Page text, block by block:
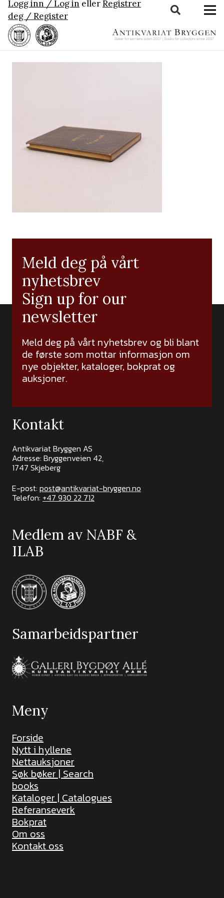
Logg inn / Log in ellerRegistrer
deg / Register
Meld deg på vårt
nyhetsbrev
Sign up for our
newsletter
Meld deg på vårt nyhetsbrev og bli blant
de første som mottar informasjon om
nye objekter, kataloger, bokprat og
auksjoner.
Kontakt
Antikvariat Bryggen AS
Adresse: Bryggenveien 42,
1747 Skjeberg
E-post: post@antikvariat-bryggen.no
Telefon: +47 930 22 712
Medlem av NABF &
ILAB
Samarbeidspartner
Meny
Forside
Nytt i hyllene
Nettauksjoner
Søk bøker | Search
books
Kataloger | Catalogues
Referanseverk
Bokprat
Om oss
Kontakt oss